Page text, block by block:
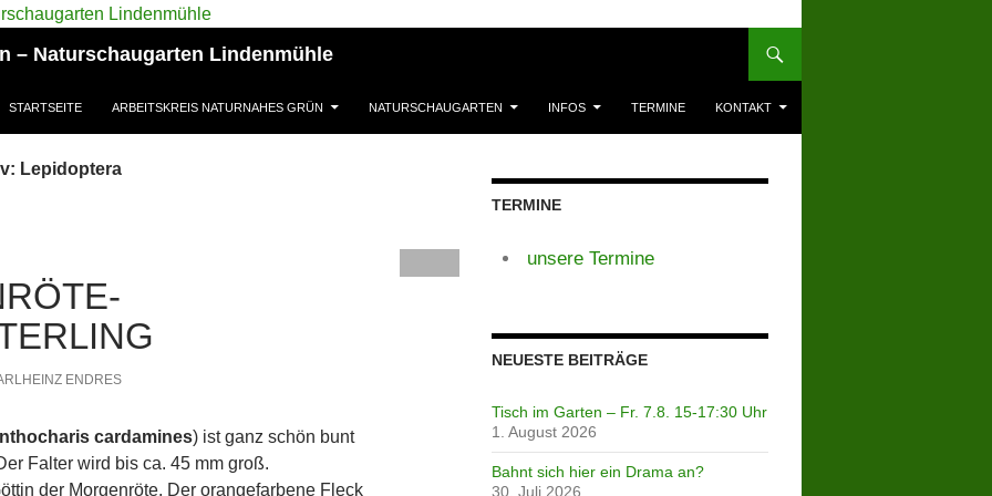
– Naturschaugarten Lindenmühle
STARTSEITE ARBEITSKREIS NATURNAHES GRÜN NATURSCHAUGARTEN INFOS TERMINE KONTAKT
Lepidoptera
ENDRES
cardamines) ist ganz schön bunt
Falter wird bis ca. 45 mm groß.
der Morgenröte. Der orangefarbene Fleck
TERMINE
unsere Termine
NEUESTE BEITRÄGE
Tisch im Garten – Fr. 7.8. 15-17:30 Uhr
1. August 2026
Bahnt sich hier ein Drama an?
30. Juli 2026